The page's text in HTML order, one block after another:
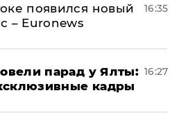
появился новый
– Euronews
16:35
парад у Ялты:
кадры
16:27